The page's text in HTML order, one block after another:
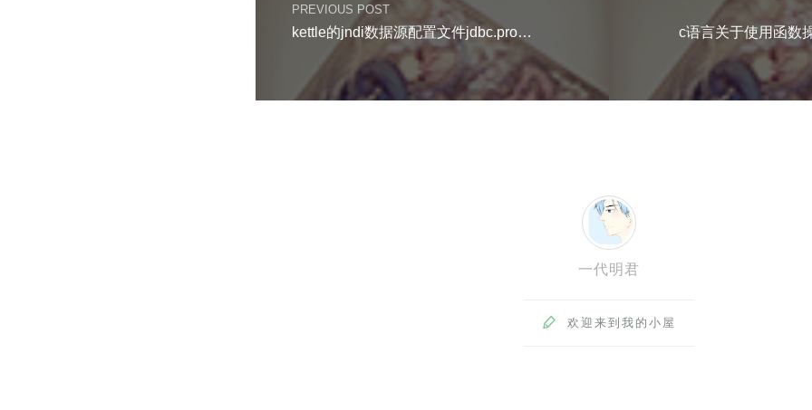
PREVIOUS POST
kettle的jndi数据源配置文件jdbc.properties中不能有#号
一代明君
 欢迎来到我的小屋